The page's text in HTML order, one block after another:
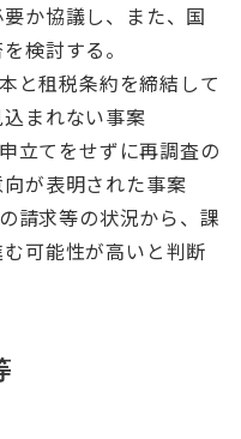
か協議し、また、国
検討する。
と租税条約を締結して
まれない事案
立てをせずに再調査の
が表明された事案
請求等の状況から、課
可能性が高いと判断